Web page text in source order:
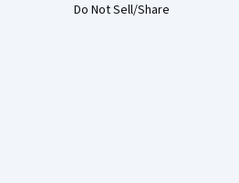
Do Not Sell/Share